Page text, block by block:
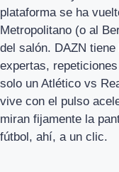
plataforma se ha
Metropolitano (o al
del salón. DAZN
expertas,
solo un Atlético vs
vive con el pulso
miran fijamente la
fútbol, ahí, a un clic.